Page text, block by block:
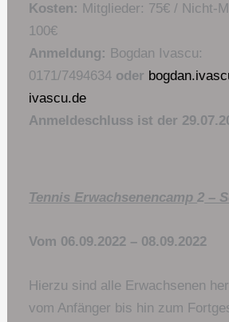
Kosten: Mitglieder: 75€ / Nicht-
100€
Anmeldung: Bogdan Ivascu:
0171/7494634 oder
ivascu.de
Anmeldeschluss ist der
Tennis Erwachsenencamp2 –
Vom 06.09.2022 – 08.09.2022
Hierzu sind alle Erwachsenen
vom Anfänger bis hin zum